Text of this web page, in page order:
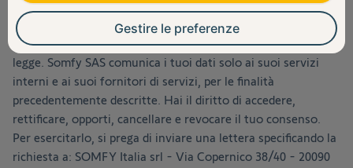
di rispondere alla tua richiesta.Questi dati saranno
conservati per il tempo necessario al raggiungimento
dell'obiettivo perseguito se non diversamente previsto dalla
legge. Somfy SAS comunica i tuoi dati solo ai suoi servizi
interni e ai suoi fornitori di servizi, per le finalità
precedentemente descritte. Hai il diritto di accedere,
rettificare, opporti, cancellare e revocare il tuo consenso.
Per esercitarlo, si prega di inviare una lettera specificando la
richiesta a: SOMFY Italia srl - Via Copernico 38/40 - 20090
Gestire le preferenze